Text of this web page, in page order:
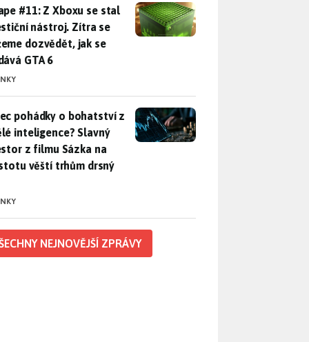
#11: Z Xboxu se stal investiční nástroj. Zítra se můžeme
#11: Z Xboxu se stal
nástroj. Zítra se
dozvědět, jak se
GTA 6
pohádky o bohatství z umělé inteligence? Slavný investor
pohádky o bohatství z
inteligence? Slavný
z filmu Sázka na
věští trhům drsný
NEJNOVĚJŠÍ ZPRÁVY